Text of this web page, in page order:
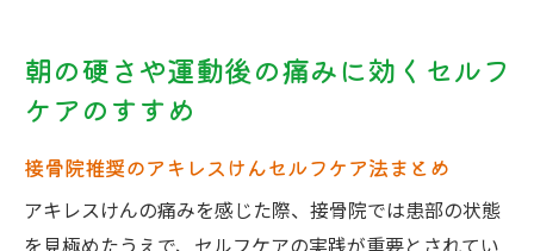
朝の硬さや運動後の痛みに効くセルフ
ケアのすすめ
接骨院推奨のアキレスけんセルフケア法まとめ
アキレスけんの痛みを感じた際、接骨院では患部の状態